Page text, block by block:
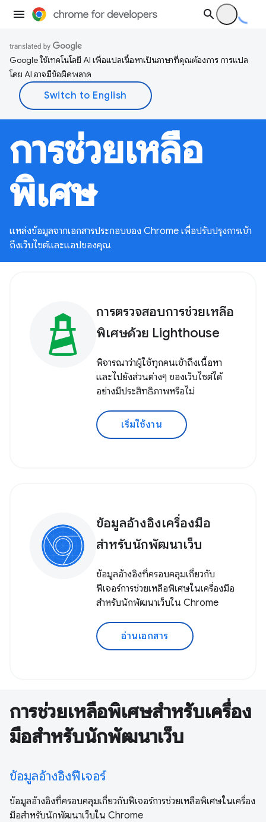
Google ใช้เทคโนโลยี AI เพื่อแปลเนื้อหาเป็นภาษาที่คุณต้องการ การแปล
โดย AI อาจมีข้อผิดพลาด
การช่วยเหลือ
พิเศษ
แหล่งข้อมูลจากเอกสารประกอบของ Chrome เพื่อปรับปรุงการเข้า
ถึงเว็บไซต์และแอปของคุณ
การตรวจสอบการช่วยเหลือ
พิเศษด้วย Lighthouse
พิจารณาว่าผู้ใช้ทุกคนเข้าถึงเนื้อหา
และไปยังส่วนต่างๆ ของเว็บไซต์ได้
อย่างมีประสิทธิภาพหรือไม่
เริ่มใช้งาน
ข้อมูลอ้างอิงเครื่องมือ
สำหรับนักพัฒนาเว็บ
ข้อมูลอ้างอิงที่ครอบคลุมเกี่ยวกับ
ฟีเจอร์การช่วยเหลือพิเศษในเครื่องมือ
สำหรับนักพัฒนาเว็บใน Chrome
อ่านเอกสาร
การช่วยเหลือพิเศษสำหรับเครื่อง
มือสำหรับนักพัฒนาเว็บ
ข้อมูลอ้างอิงฟีเจอร์
ข้อมูลอ้างอิงที่ครอบคลุมเกี่ยวกับฟีเจอร์การช่วยเหลือพิเศษในเครื่อง
มือสำหรับนักพัฒนาเว็บใน Chrome